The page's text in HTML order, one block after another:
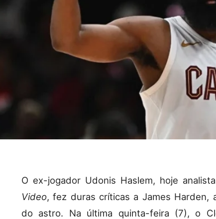
O ex-jogador Udonis Haslem, hoje
Video, fez duras críticas a James Harden,
do astro. Na última quinta-feira (7), o